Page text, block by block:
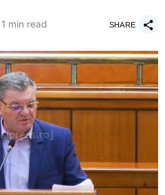
1 min read SHARE